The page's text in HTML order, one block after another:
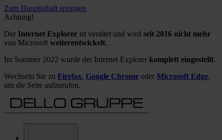
Zum Hauptinhalt springen
Achtung!
Der Internet Explorer ist veraltet und wird seit 2016 nicht mehr
von Microsoft weiterentwickelt.
Im Sommer 2022 wurde der Internet Explorer komplett eingestellt.
Wechseln Sie zu Firefox, Google Chrome oder Microsoft Edge,
um die Seite aufzurufen.